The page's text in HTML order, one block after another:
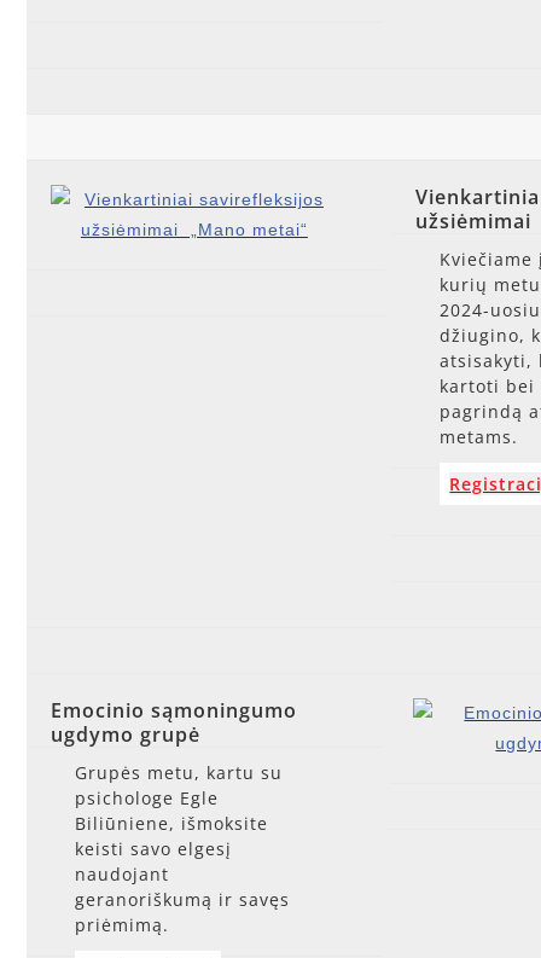
užsiėmimai
kurių
2024-
džiugino,
atsisakyti,
kartoti bei
pagrindą
metams.
Emocinio sąmoningumo
ugdymo grupė
Grupės metu, kartu su
psichologe Egle
Biliūniene, išmoksite
keisti savo elgesį
naudojant
geranoriškumą ir savęs
priėmimą.